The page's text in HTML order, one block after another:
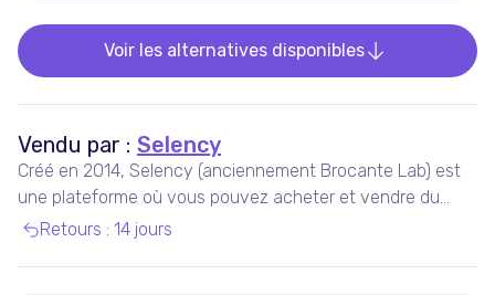
Voir les alternatives disponibles
Vendu par : Selency
Créé en 2014, Selency (anciennement Brocante Lab) est
une plateforme où vous pouvez acheter et vendre du
mobilier et des décorations uniques de seconde main,
Retours : 14 jours